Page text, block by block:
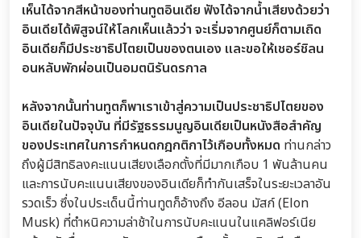
เห็นได้จากสีหน้าของท่านทูตอินเดีย ฟังได้จากน้ำเสียงด้วยว่า
อินเดียได้พิสูจน์ให้โลกเห็นแล้วว่า จะเริ่มจากศูนย์ก็ตามเถิด
อินเดียก็มีประชาธิปไตยเป็นของตนเอง และขอให้เชอร์ชิลน
อนหลับพักผ่อนเป็นอมตนิรันดรกาล
หลังจากนั้นท่านทูตก็พาเราเข้าสู่ความเป็นประชาธิปไตยของ
อินเดียในปัจจุบัน ที่มีรัฐธรรมนูญอินเดียเป็นหนังสือสำคัญ
ของประเทศในการกำหนดกฎกติกาไว้เกือบทั้งหมด ท่านกล่าว
ถึงผู้มีสิทธิลงคะแนนเสียงเลือกตั้งที่มีมากเกือบ 1 พันล้านคน
และการนับคะแนนเสียงของอินเดียก็ทำกันเสร็จในระยะเวลาอัน
รวดเร็ว ซึ่งในประเด็นนี้ท่านทูตก็อ้างถึง อีลอน มัสก์ (Elon
Musk) ที่ตำหนิความล่าช้าในการนับคะแนนในแคลิฟอร์เนีย